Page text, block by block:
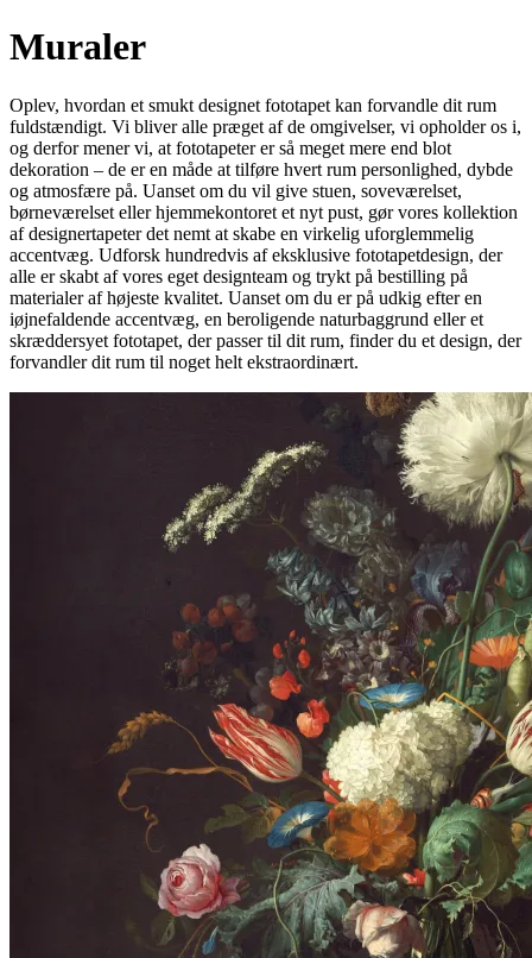
Muraler
Oplev, hvordan et smukt designet fototapet kan forvandle dit rum
fuldstændigt. Vi bliver alle præget af de omgivelser, vi opholder os i,
og derfor mener vi, at fototapeter er så meget mere end blot
dekoration – de er en måde at tilføre hvert rum personlighed, dybde
og atmosfære på. Uanset om du vil give stuen, soveværelset,
børneværelset eller hjemmekontoret et nyt pust, gør vores kollektion
af designertapeter det nemt at skabe en virkelig uforglemmelig
accentvæg. Udforsk hundredvis af eksklusive fototapetdesign, der
alle er skabt af vores eget designteam og trykt på bestilling på
materialer af højeste kvalitet. Uanset om du er på udkig efter en
iøjnefaldende accentvæg, en beroligende naturbaggrund eller et
skræddersyet fototapet, der passer til dit rum, finder du et design, der
forvandler dit rum til noget helt ekstraordinært.